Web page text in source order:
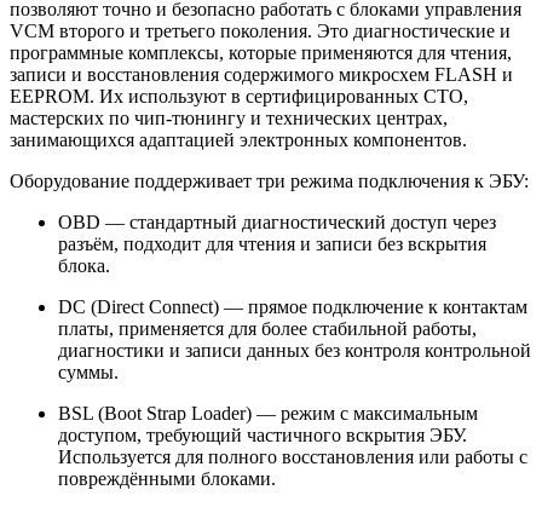
позволяют точно и безопасно работать с блоками управления
VCM второго и третьего поколения. Это диагностические и
программные комплексы, которые применяются для чтения,
записи и восстановления содержимого микросхем FLASH и
EEPROM. Их используют в сертифицированных СТО,
мастерских по чип-тюнингу и технических центрах,
занимающихся адаптацией электронных компонентов.
Оборудование поддерживает три режима подключения к ЭБУ:
OBD — стандартный диагностический доступ через
разъём, подходит для чтения и записи без вскрытия
блока.
DC (Direct Connect) — прямое подключение к контактам
платы, применяется для более стабильной работы,
диагностики и записи данных без контроля контрольной
суммы.
BSL (Boot Strap Loader) — режим с максимальным
доступом, требующий частичного вскрытия ЭБУ.
Используется для полного восстановления или работы с
повреждёнными блоками.